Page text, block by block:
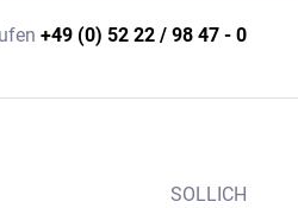
+49 (0) 52 22 / 98 47 - 0
SOLLICH